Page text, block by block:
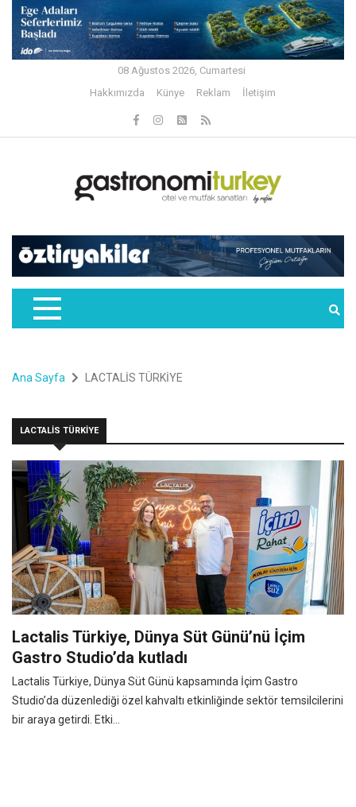
08 Ağustos 2026, Cumartesi
Hakkımızda
Künye Reklam İletişim
Ana Sayfa LACTALİS TÜRKİYE
LACTALİS TÜRKİYE
Lactalis Türkiye, Dünya Süt Günü’nü İçim
Gastro Studio’da kutladı
Lactalis Türkiye, Dünya Süt Günü kapsamında İçim Gastro
Studio’da düzenlediği özel kahvaltı etkinliğinde sektör temsilcilerini
bir araya getirdi. Etki...